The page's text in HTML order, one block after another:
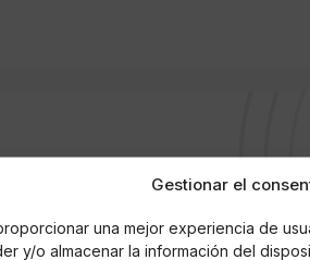
Gestionar el
una mejor experiencia de
y/o almacenar la información del